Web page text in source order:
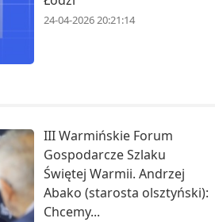
24-04-2026 20:21:14
III Warmińskie Forum
Gospodarcze Szlaku
Świętej Warmii. Andrzej
Abako (starosta olsztyński):
Chcemy...